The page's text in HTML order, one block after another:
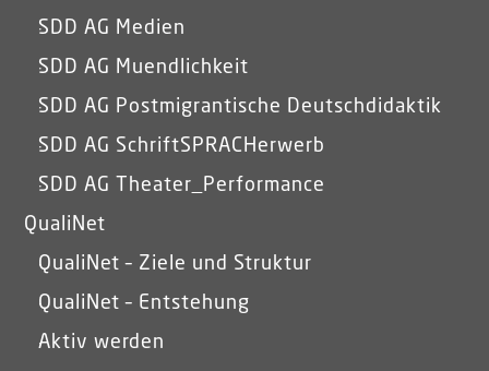
SDD AG Medien
SDD AG Muendlichkeit
SDD AG Postmigrantische Deutschdidaktik
SDD AG SchriftSPRACHerwerb
SDD AG Theater_Performance
QualiNet
QualiNet – Ziele und Struktur
QualiNet – Entstehung
Aktiv werden